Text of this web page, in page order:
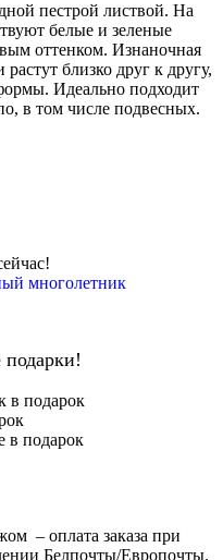
пестрой листвой. На
белые и зеленые
оттенком. Изнаночная
близко друг к другу,
Идеально подходит
в том числе подвесных.
многолетник
в подарок
в подарок
– оплата заказа при
Белпочты/Европочты.